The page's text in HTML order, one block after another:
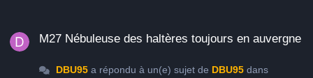
M27 Nébuleuse des haltères toujours en auvergne
DBU95a répondu à un(e) sujet de DBU95dans